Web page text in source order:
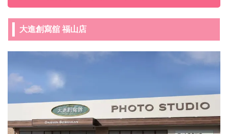
大進創寫舘 福山店